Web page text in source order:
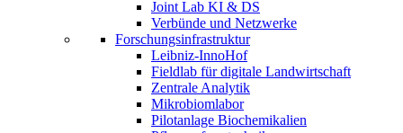
Joint Lab KI & DS
Verbünde und Netzwerke
Forschungsinfrastruktur
Leibniz-InnoHof
Fieldlab für digitale Landwirtschaft
Zentrale Analytik
Mikrobiomlabor
Pilotanlage Biochemikalien